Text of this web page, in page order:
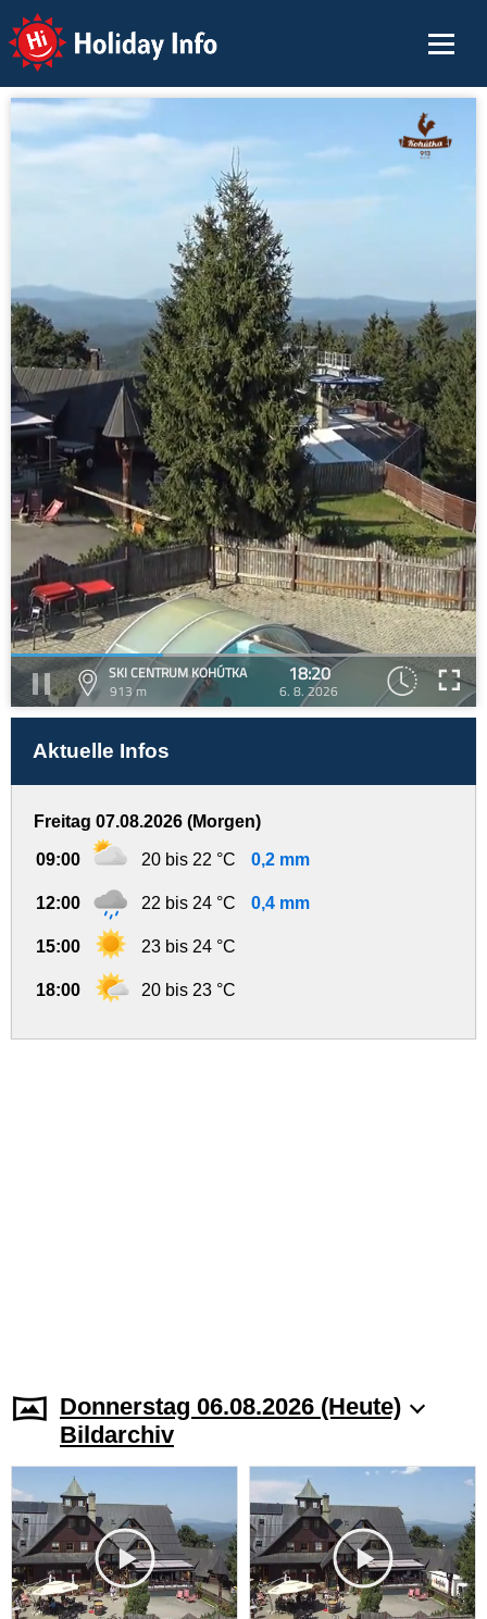
Holiday Info
SKI CENTRUM KOHÚTKA
913 m
18:20
6. 8. 2026
Aktuelle Infos
Freitag 07.08.2026 (Morgen)
09:00 20 bis 22 °C 0,2 mm
12:00 22 bis 24 °C 0,4 mm
15:00 23 bis 24 °C
18:00 20 bis 23 °C
Donnerstag 06.08.2026 (Heute)
Bildarchiv